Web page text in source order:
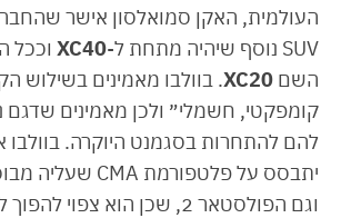
העולמית, האקן סמואלסון אישר
SUV נוסף שיהיה מתחת ל-
XC40 וככל
השם XC20
קומפקטי, חשמלי״ ולכן מאמינים שדגם
להם להתחרות בסגמנט היוקרה.
יתבסס על פלטפורמת CMA שעליה מבוססת ה-
וגם הפולסטאר 2, שכן הוא צפוי